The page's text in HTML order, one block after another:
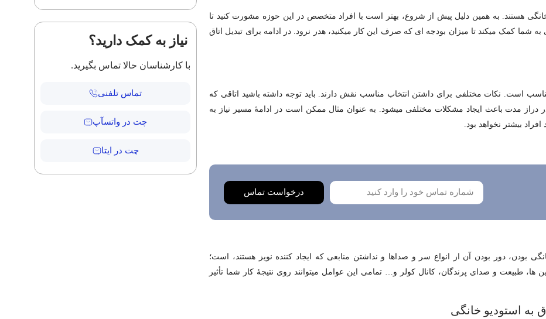
خانگی هستند. به همین دلیل پیش از شروع، بهتر است با افراد متخصص در این حوزه مشورت کنید تا
به شما کمک می­کند تا میزان بودجه­ ای که صرف این کار می­کنید، هدر نرود. در ادامه برای تبدیل اتاق
مناسب است. نکات مختلفی برای داشتن انتخاب مناسب نقش دارند. باید توجه داشته باشید اتاقی که
در دراز مدت باعث ایجاد مشکلات مختلفی می­شود. به عنوان مثال ممکن است در ادامۀ مسیر نیاز به
بیشتر نخواهد بود.
درخواست تماس
بودن، دور بودن آن از انواع سر و صداها و نداشتن منابعی که ایجاد کننده نویز هستند، است؛
­ها، طبیعت و صدای پرندگان، کانال کولر و… تمامی این عوامل می­توانند روی نتیجۀ کار شما تأثیر
به استودیو خانگی
نیاز به کمک دارید؟
با کارشناسان حالا تماس بگیرید.
تماس تلفنی
چت در واتسآپ
چت در ایتا